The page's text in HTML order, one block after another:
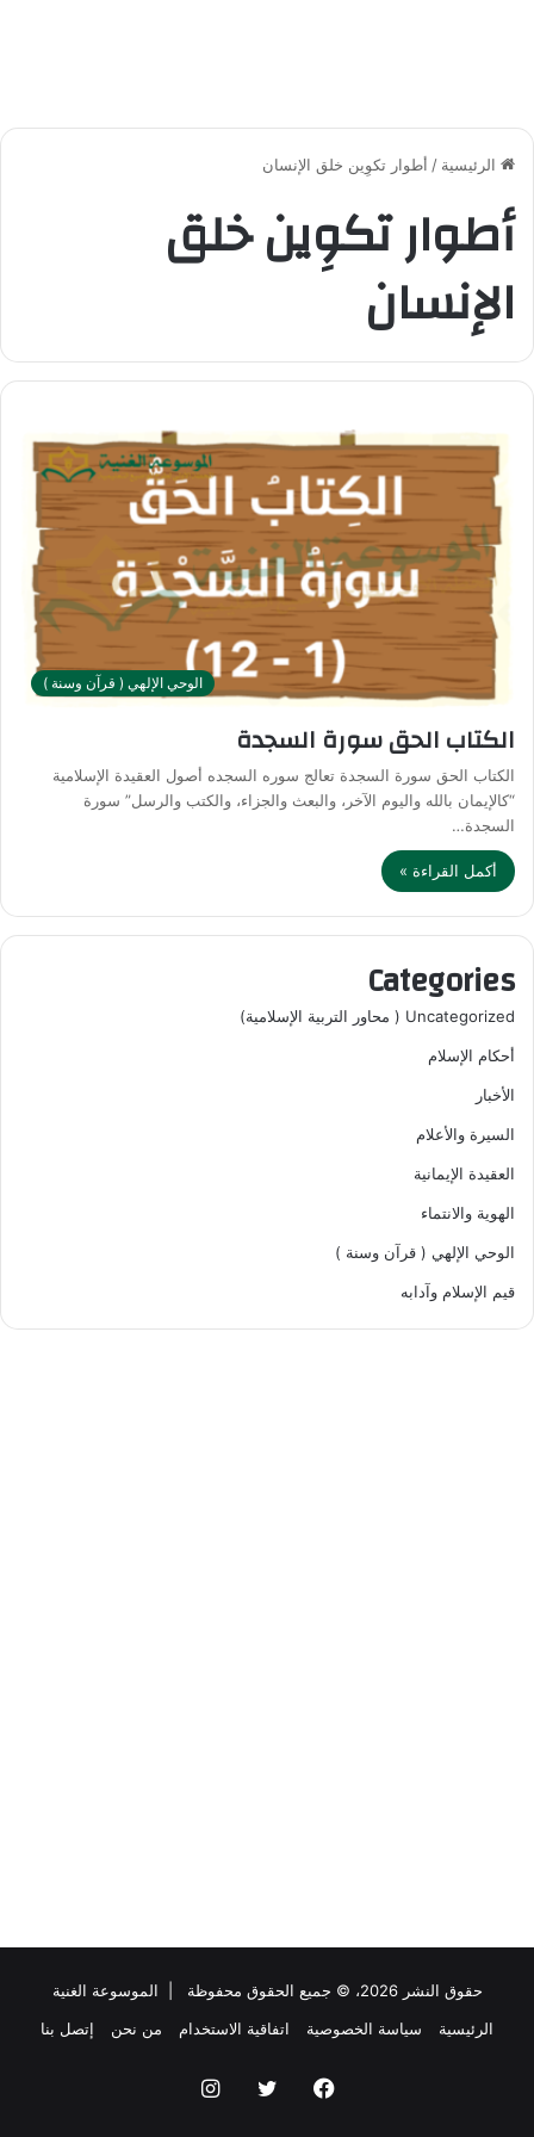
الرئيسية / أطوار تكوِين خلق الإنسان
أطوار تكوِين خلق
الإنسان
الوحي الإلهي ( قرآن وسنة )
الكتاب الحق سورة السجدة
الكتاب الحق سورة السجدة تعالج سوره السجده أصول العقيدة الإسلامية
“كالإيمان بالله واليوم الآخر، والبعث والجزاء، والكتب والرسل” سورة
السجدة…
أكمل القراءة »
Categories
Uncategorized ( محاور التربية الإسلامية)
أحكام الإسلام
الأخبار
السيرة والأعلام
العقيدة الإيمانية
الهوية والانتماء
الوحي الإلهي ( قرآن وسنة )
قيم الإسلام وآدابه
حقوق النشر 2026، © جميع الحقوق محفوظة |
الموسوعة الغنية
الرئيسية
سياسة الخصوصية اتفاقية الاستخدام من نحن إتصل بنا
فيسبوك تويتر